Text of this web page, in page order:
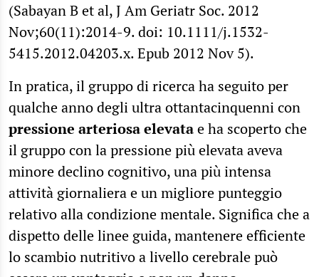
(Sabayan B et al, J Am Geriatr Soc. 2012
Nov;60(11):2014-9. doi: 10.1111/j.1532-
5415.2012.04203.x. Epub 2012 Nov 5).
In pratica, il gruppo di ricerca ha seguito per
qualche anno degli ultra ottantacinquenni con
pressione arteriosa elevatae ha scoperto che
il gruppo con la pressione più elevata aveva
minore declino cognitivo, una più intensa
attività giornaliera e un migliore punteggio
relativo alla condizione mentale. Significa che a
dispetto delle linee guida, mantenere efficiente
lo scambio nutritivo a livello cerebrale può